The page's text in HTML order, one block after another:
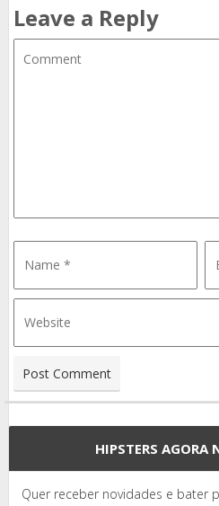
Leave a Reply
HIPSTERS AGORA
Quer receber novidades e bater